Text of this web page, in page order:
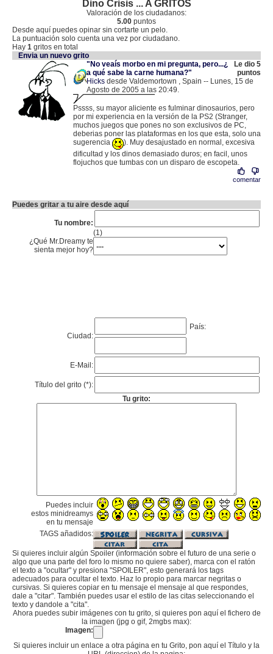
Dino Crisis ... A GRITOS
Valoración de los ciudadanos:
5.00 puntos
Desde aquí puedes opinar sin cortarte un pelo.
La puntuación solo cuenta una vez por ciudadano.
Hay 1 gritos en total
Envia un nuevo grito
"No veaís morbo en mi pregunta, pero...¿
a qué sabe la carne humana?"
Le dio 5
puntos
Hicks desde Valdemortown , Spain -- Lunes, 15 de
Agosto de 2005 a las 20:49.
Pssss, su mayor aliciente es fulminar dinosaurios, pero
por mi experiencia en la versión de la PS2 (Stranger,
muchos juegos que pones no son exclusivos de PC,
deberias poner las plataformas en los que esta, solo una
sugerencia
). Muy desajustado en normal, excesiva
dificultad y los dinos demasiado duros; en facil, unos
flojuchos que tumbas con un disparo de escopeta.
comentar
Puedes gritar a tu aire desde aquí
Tu nombre:
(1)
¿Qué Mr.Dreamy te
sienta mejor hoy?
Ciudad:
País:
E-Mail:
Título del grito (*):
Tu grito:
Puedes incluir
estos minidreamys
en tu mensaje
TAGS añadidos:
Si quieres incluir algún Spoiler (información sobre el futuro de una serie o
algo que una parte del foro lo mismo no quiere saber), marca con el ratón
el texto a "ocultar" y presiona "SPOILER", esto generará los tags
adecuados para ocultar el texto. Haz lo propio para marcar negritas o
cursivas. Si quieres copiar en tu mensaje el mensaje al que respondes,
dale a "citar". También puedes usar el estilo de las citas seleccionando el
texto y dandole a "cita".
Ahora puedes subir imágenes con tu grito, si quieres pon aquí el fichero de
la imagen (jpg o gif, 2mgbs max):
Imagen:
Si quieres incluir un enlace a otra página en tu Grito, pon aquí el Título y la